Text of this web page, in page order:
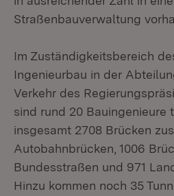
Straßenbauverwaltung
Im Zuständigkeitsbereich
Ingenieurbau in der
Verkehr des
sind rund 20 Bauingenieure
insgesamt 2708 Brücken
Autobahnbrücken, 1006
Bundesstraßen und 971
Hinzu kommen noch 35